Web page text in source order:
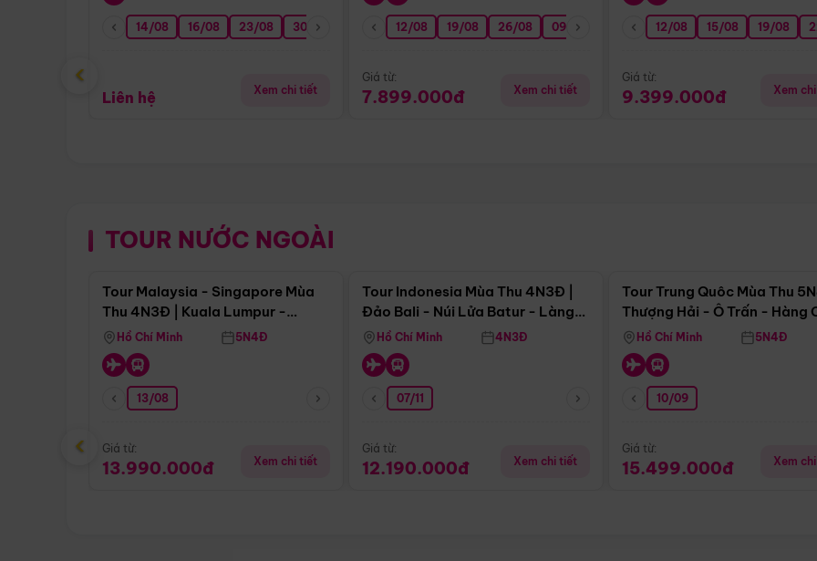
14/08 16/08 23/08 30/08 06/09 13/09 20/09 27/09
Liên hệ Xem chi tiết
12/08 19/08 26/08 09/09 16/09 23/09 30/09 07/10
Giá từ:
7.899.000đ Xem chi tiết
12/08 15/08 19/08
Giá từ:
9.399.000đ Xem
‹
TOUR NƯỚC NGOÀI
Điểm nổi bật
Tour Malaysia - Singapore Mùa
Thu 4N3Đ | Kuala Lumpur -
Malacca - Johor Baru -
Singapore
Hồ Chí Minh 5N4Đ
13/08
Giá từ:
13.990.000đ Xem chi tiết
Tour Indonesia Mùa Thu 4N3Đ |
Đảo Bali - Núi Lửa Batur - Làng
Penglipuran
Hồ Chí Minh 4N3Đ
07/11
Giá từ:
12.190.000đ Xem chi tiết
Tour Trung Quôc Mùa Thu
Thượng Hải - Ô Trấn - Hàng
(Tour Không Shopping)
Hồ Chí Minh 5N4Đ
10/09
Giá từ:
15.499.000đ Xem
‹